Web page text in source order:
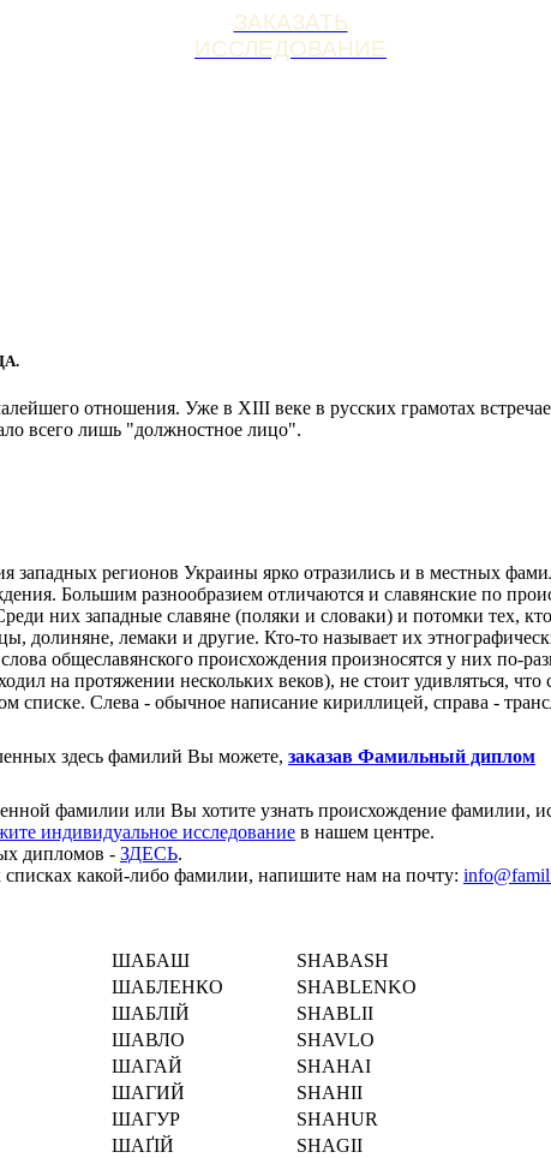
ЗАКАЗАТЬ
ИССЛЕДОВАНИЕ
отношения. Уже в XIII веке в русских грамотах
всего лишь "должностное лицо".
западных регионов Украины ярко отразились и в местных
Большим разнообразием отличаются и славянские по
них западные славяне (поляки и словаки) и потомки тех,
долиняне, лемаки и другие. Кто-то называет их
общеславянского происхождения произносятся у них по-
на протяжении нескольких веков), не стоит удивляться,
списке. Слева - обычное написание кириллицей, справа -
здесь фамилий Вы можете, заказав Фамильный диплом
фамилии или Вы хотите узнать происхождение фамилии,
индивидуальное исследование в нашем центре.
дипломов - ЗДЕСЬ.
какой-либо фамилии, напишите нам на почту:
ШАБАШ
SHABASH
ШАБЛЕНКО
SHABLENKO
ШАБЛІЙ
SHABLІI
ШАВЛО
SHAVLO
ШАГАЙ
SHAHAI
ШАГИЙ
SHAHII
ШАГУР
SHAHUR
ШАҐІЙ
SHAGІI